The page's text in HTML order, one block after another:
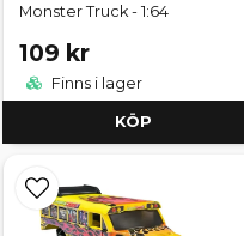
Monster Truck - 1:64
109 kr
Finns i lager
KÖP